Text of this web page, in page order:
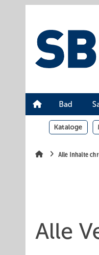
Bad
Kataloge
Alle Inhalte
Alle